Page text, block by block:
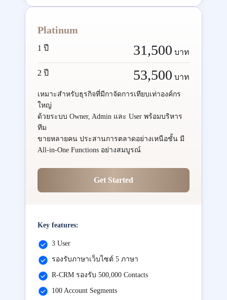
Platinum
1 ปี 31,500 บาท
2 ปี 53,500 บาท
เหมาะสำหรับธุรกิจที่มีกาจัดการเทียบเท่าองค์กร
ใหญ่
ด้วยระบบ Owner, Admin และ User พร้อมบริหาร
ทีม
ขายหลายคน ประสานการตลาดอย่างเหนือชั้น มี
All-in-One Functions อย่างสมบูรณ์
Get Started
Key features:
3 User
รองรับภาษาเว็บไซต์ 5 ภาษา
R-CRM รองรับ 500,000 Contacts
100 Account Segments